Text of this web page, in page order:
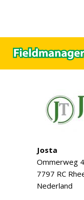
Josta
Ommerweg
7797 RC
Nederland